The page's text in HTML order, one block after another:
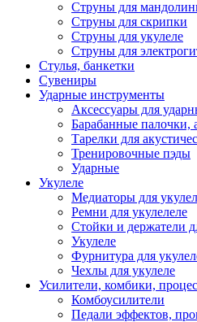
Струны для
Струны для скрипки
Струны для укулеле
Струны для
Стулья, банкетки
Сувениры
Ударные инструменты
Аксессуары для
Барабанные палочки,
Тарелки для
Тренировочные пэды
Ударные
Укулеле
Медиаторы для
Ремни для укулелеле
Стойки и держатели
Укулеле
Фурнитура для
Чехлы для укулеле
Усилители, комбики,
Комбоусилители
Педали эффектов,